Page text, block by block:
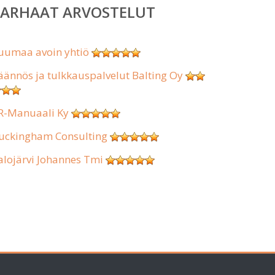
ARVOSTELUT
avoin yhtiö
ja tulkkauspalvelut Balting Oy
Manuaali Ky
Consulting
Johannes Tmi